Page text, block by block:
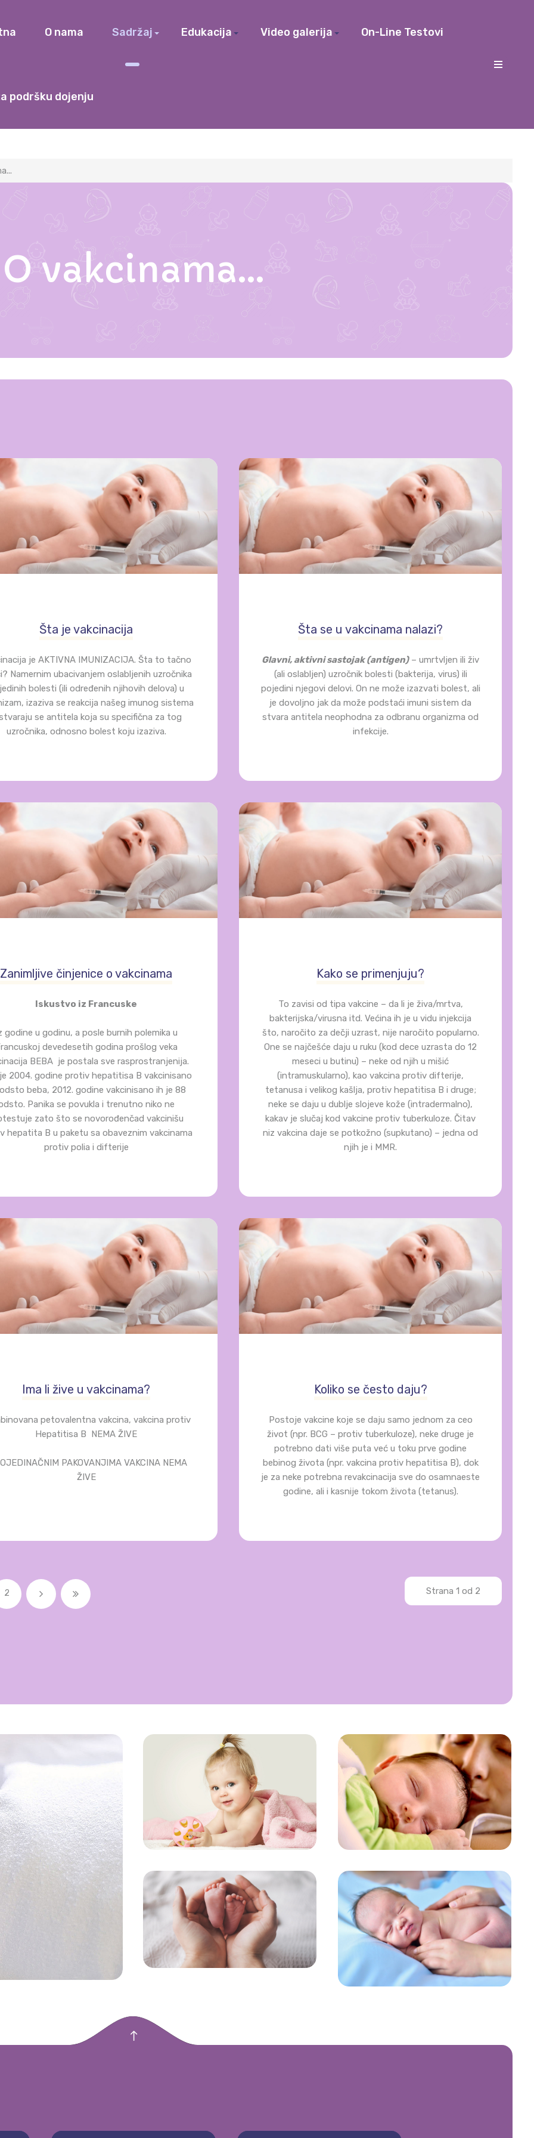
O nama Sadržaj Edukacija Video galerija On-Line Testovi
podršku dojenju
O vakcinama...
Šta je vakcinacija
je AKTIVNA IMUNIZACIJA. Šta to tačno
Namernim ubacivanjem oslabljenih uzročnika
bolesti (ili određenih njihovih delova) u
izaziva se reakcija našeg imunog sistema
se antitela koja su specifična za tog
uzročnika, odnosno bolest koju izaziva.
Šta se u vakcinama nalazi?
Glavni, aktivni sastojak (antigen)– umrtvljen ili živ
(ali oslabljen) uzročnik bolesti (bakterija, virus) ili
pojedini njegovi delovi. On ne može izazvati bolest, ali
je dovoljno jak da može podstaći imuni sistem da
stvara antitela neophodna za odbranu organizma od
infekcije.
Zanimljive činjenice o vakcinama
Iskustvo iz Francuske
godine u godinu, a posle burnih polemika u
devedesetih godina prošlog veka
BEBA je postala sve rasprostranjenija.
2004. godine protiv hepatitisa B vakcinisano
beba, 2012. godine vakcinisano ih je 88
Panika se povukla i trenutno niko ne
zato što se novorođenčad vakcinišu
hepatita B u paketu sa obaveznim vakcinama
protiv polia i difterije
Kako se primenjuju?
To zavisi od tipa vakcine – da li je živa/mrtva,
bakterijska/virusna itd. Većina ih je u vidu injekcija
što, naročito za dečji uzrast, nije naročito popularno.
One se najčešće daju u ruku (kod dece uzrasta do 12
meseci u butinu) – neke od njih u mišić
(intramuskularno), kao vakcina protiv difterije,
tetanusa i velikog kašlja, protiv hepatitisa B i druge;
neke se daju u dublje slojeve kože (intradermalno),
kakav je slučaj kod vakcine protiv tuberkuloze. Čitav
niz vakcina daje se potkožno (supkutano) – jedna od
njih je i MMR.
Ima li žive u vakcinama?
petovalentna vakcina, vakcina protiv
Hepatitisa B NEMA ŽIVE
PAKOVANJIMA VAKCINA NEMA
ŽIVE
Koliko se često daju?
Postoje vakcine koje se daju samo jednom za ceo
život (npr. BCG – protiv tuberkuloze), neke druge je
potrebno dati više puta već u toku prve godine
bebinog života (npr. vakcina protiv hepatitisa B), dok
je za neke potrebna revakcinacija sve do osamnaeste
godine, ali i kasnije tokom života (tetanus).
Strana 1 od 2
2